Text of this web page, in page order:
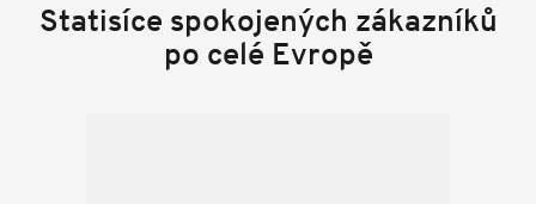
Statisíce spokojených zákazníků
po celé Evropě